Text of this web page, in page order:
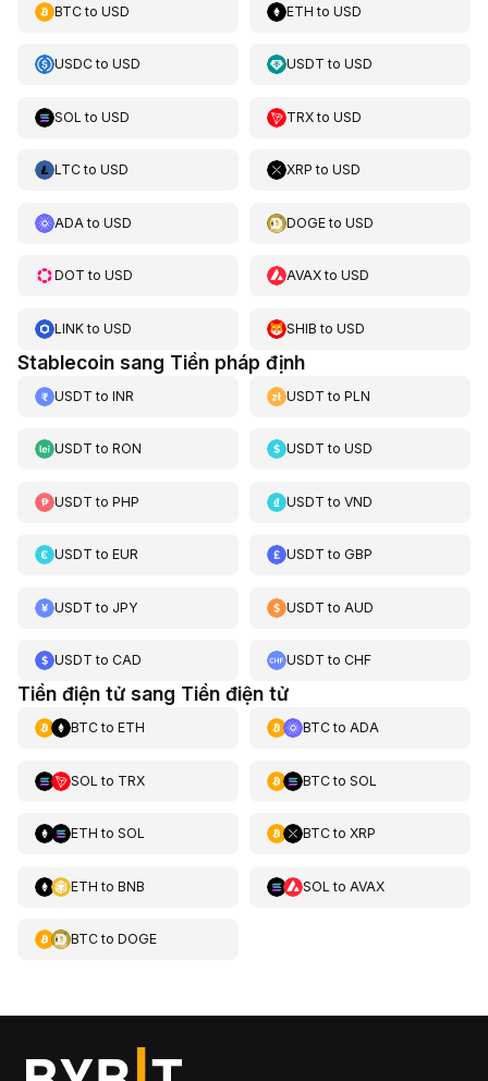
BTCto USD ETH toUSD
USDCto USD USDT toUSD
SOL to USD TRXtoUSD
LTCto USD XRP toUSD
ADA to USD DOGEtoUSD
DOT to USD AVAXtoUSD
LINKto USD SHIB toUSD
Stablecoin sang Tiền pháp định
USDT to INR USDT toPLN
USDT to RON USDT toUSD
USDT to PHP USDT toVND
USDT to EUR USDT toGBP
USDT to JPY USDT to AUD
USDT to CAD USDT toCHF
Tiền điện tử sang Tiền điện tử
BTCto ETH BTCto ADA
SOL to TRX BTCto SOL
ETH to SOL BTCto XRP
ETH to BNB SOL to AVAX
BTCto DOGE